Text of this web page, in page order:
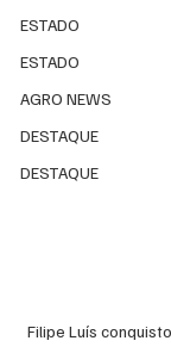
ESTADO
ESTADO
AGRO NEWS
DESTAQUE
DESTAQUE
Filipe Luís